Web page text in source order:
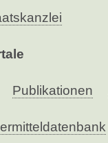
Publikationen